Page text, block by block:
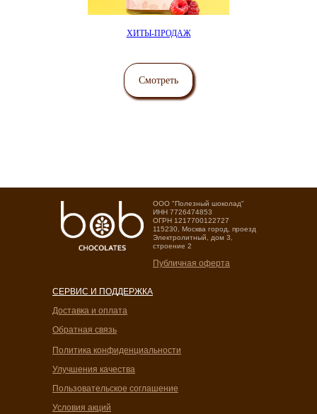
ХИТЫ-ПРОДАЖ
Смотреть
OOO "Полезный шоколад"
ИНН 7726474853
ОГРН 1217700122727
115230, Москва город, проезд
Электролитный, дом 3,
строение 2
СЕРВИС И ПОДДЕРЖКА
Доставка и оплата
Обратная связь
Улучшения качества
Политика конфиденциальности
Пользовательское соглашение
Условия акций
Публичная оферта